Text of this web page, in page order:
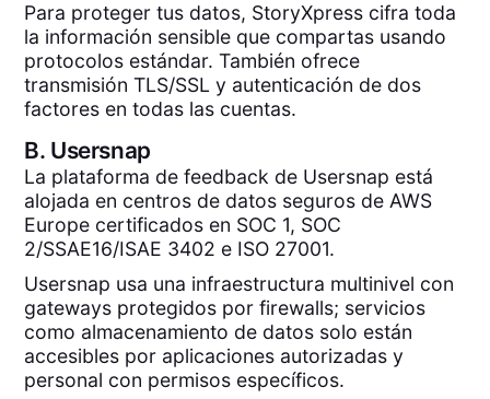
Para proteger tus datos, StoryXpress cifra toda
la información sensible que compartas usando
protocolos estándar. También ofrece
transmisión TLS/SSL y autenticación de dos
factores en todas las cuentas.
B. Usersnap
La plataforma de feedback de Usersnap está
alojada en centros de datos seguros de AWS
Europe certificados en SOC 1, SOC
2/SSAE16/ISAE 3402 e ISO 27001.
Usersnap usa una infraestructura multinivel con
gateways protegidos por firewalls; servicios
como almacenamiento de datos solo están
accesibles por aplicaciones autorizadas y
personal con permisos específicos.